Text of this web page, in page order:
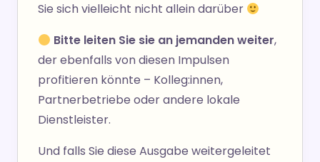
Sie sich vielleicht nicht allein darüber
Bitte leiten Sie sie an jemanden weiter,
der ebenfalls von diesen Impulsen
profitieren könnte – Kolleg:innen,
Partnerbetriebe oder andere lokale
Dienstleister.
Und falls Sie diese Ausgabe weitergeleitet